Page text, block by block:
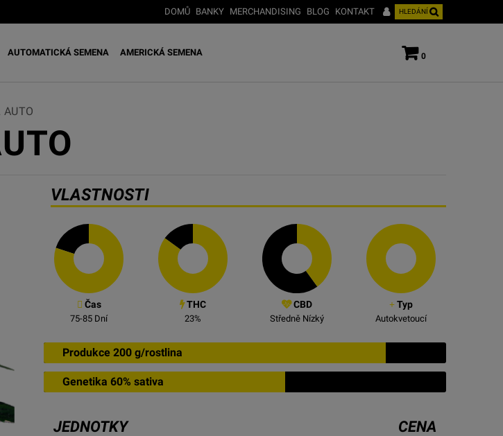
DOMŮ BANKY MERCHANDISING BLOG KONTAKT HLEDÁNÍ
AUTOMATICKÁ SEMENA AMERICKÁ SEMENA 0
VLASTNOSTI
Čas
75-85 Dní
THC
23%
CBD
Středně Nízký
Typ
Autokvetoucí
Produkce 200 g/rostlina
Genetika 60% sativa
JEDNOTKY CENA